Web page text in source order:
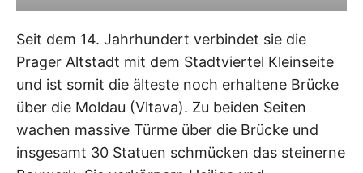
Seit dem 14. Jahrhundert verbindet sie die
Prager Altstadt mit dem Stadtviertel Kleinseite
und ist somit die älteste noch erhaltene Brücke
über die Moldau (Vltava). Zu beiden Seiten
wachen massive Türme über die Brücke und
insgesamt 30 Statuen schmücken das steinerne